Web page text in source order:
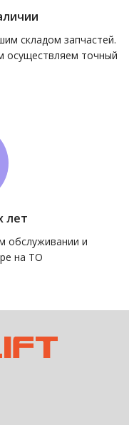
складом запчастей.
осуществляем точный
лет
обслуживании и
на ТО